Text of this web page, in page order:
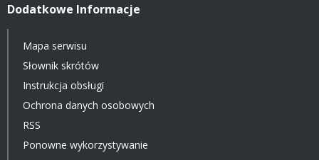
Dodatkowe Informacje
Mapa serwisu
Słownik skrótów
Instrukcja obsługi
Ochrona danych osobowych
RSS
Ponowne wykorzystywanie